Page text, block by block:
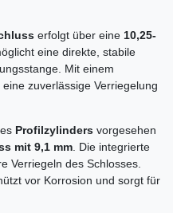
erfolgt über eine 10,25-
eine direkte, stabile
Mit einem
eine zuverlässige Verriegelung
Profilzylinders vorgesehen
mit 9,1 mm . Die integrierte
Verriegeln des Schlosses.
vor Korrosion und sorgt für